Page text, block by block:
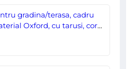
a
fost:
este:
178,00 lei.
gradina/terasa, cadru
Oxford, cu tarusi, corzi
m